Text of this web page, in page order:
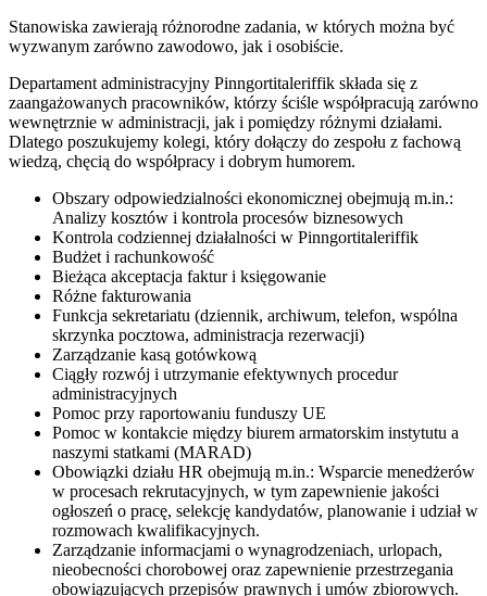
Stanowiska zawierają różnorodne zadania, w których można być
wyzwanym zarówno zawodowo, jak i osobiście.
Departament administracyjny Pinngortitaleriffik składa się z
zaangażowanych pracowników, którzy ściśle współpracują zarówno
wewnętrznie w administracji, jak i pomiędzy różnymi działami.
Dlatego poszukujemy kolegi, który dołączy do zespołu z fachową
wiedzą, chęcią do współpracy i dobrym humorem.
Obszary odpowiedzialności ekonomicznej obejmują m.in.:
Analizy kosztów i kontrola procesów biznesowych
Kontrola codziennej działalności w Pinngortitaleriffik
Budżet i rachunkowość
Bieżąca akceptacja faktur i księgowanie
Różne fakturowania
Funkcja sekretariatu (dziennik, archiwum, telefon, wspólna
skrzynka pocztowa, administracja rezerwacji)
Zarządzanie kasą gotówkową
Ciągły rozwój i utrzymanie efektywnych procedur
administracyjnych
Pomoc przy raportowaniu funduszy UE
Pomoc w kontakcie między biurem armatorskim instytutu a
naszymi statkami (MARAD)
Obowiązki działu HR obejmują m.in.: Wsparcie menedżerów
w procesach rekrutacyjnych, w tym zapewnienie jakości
ogłoszeń o pracę, selekcję kandydatów, planowanie i udział w
rozmowach kwalifikacyjnych.
Zarządzanie informacjami o wynagrodzeniach, urlopach,
nieobecności chorobowej oraz zapewnienie przestrzegania
obowiązujących przepisów prawnych i umów zbiorowych.